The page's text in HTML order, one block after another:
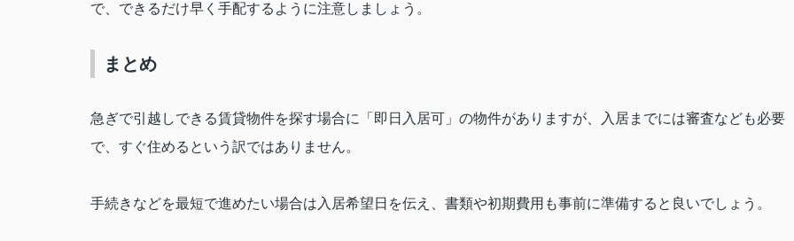
で、できるだけ早く手配するように注意しましょう。
まとめ
急ぎで引越しできる賃貸物件を探す場合に「即日入居可」の物件がありますが、入居までには審査なども必要
で、すぐ住めるという訳ではありません。
手続きなどを最短で進めたい場合は入居希望日を伝え、書類や初期費用も事前に準備すると良いでしょう。